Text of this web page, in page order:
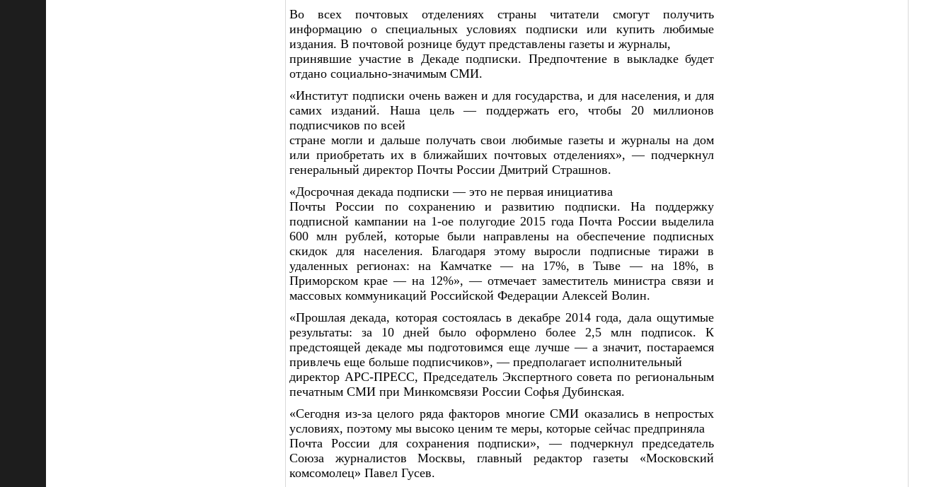
Во всех почтовых отделениях страны читатели смогут получить
информацию о специальных условиях подписки или купить любимые
издания. В почтовой рознице будут представлены газеты и журналы,
принявшие участие в Декаде подписки. Предпочтение в выкладке будет
отдано социально-значимым СМИ.
«Институт подписки очень важен и для государства, и для населения, и для
самих изданий. Наша цель — поддержать его, чтобы 20 миллионов
подписчиков по всей
стране могли и дальше получать свои любимые газеты и журналы на дом
или приобретать их в ближайших почтовых отделениях», — подчеркнул
генеральный директор Почты России Дмитрий Страшнов.
«Досрочная декада подписки — это не первая инициатива
Почты России по сохранению и развитию подписки. На поддержку
подписной кампании на 1-ое полугодие 2015 года Почта России выделила
600 млн рублей, которые были направлены на обеспечение подписных
скидок для населения. Благодаря этому выросли подписные тиражи в
удаленных регионах: на Камчатке — на 17%, в Тыве — на 18%, в
Приморском крае — на 12%», — отмечает заместитель министра связи и
массовых коммуникаций Российской Федерации Алексей Волин.
«Прошлая декада, которая состоялась в декабре 2014 года, дала ощутимые
результаты: за 10 дней было оформлено более 2,5 млн подписок. К
предстоящей декаде мы подготовимся еще лучше — а значит, постараемся
привлечь еще больше подписчиков», — предполагает исполнительный
директор АРС-ПРЕСС, Председатель Экспертного совета по региональным
печатным СМИ при Минкомсвязи России Софья Дубинская.
«Сегодня из-за целого ряда факторов многие СМИ оказались в непростых
условиях, поэтому мы высоко ценим те меры, которые сейчас предприняла
Почта России для сохранения подписки», — подчеркнул председатель
Союза журналистов Москвы, главный редактор газеты «Московский
комсомолец» Павел Гусев.